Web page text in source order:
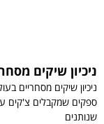
ניכיון שיקים
ניכיון שיקים מסחריים
ספקים שמקבלים צ'קים
שנותנים